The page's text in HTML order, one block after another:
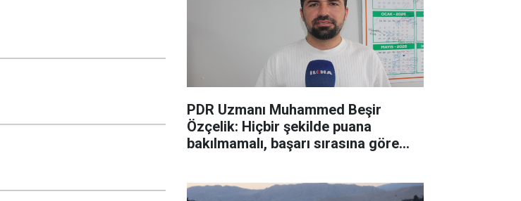
PDR Uzmanı Muhammed Beşir
Özçelik: Hiçbir şekilde puana
bakılmamalı, başarı sırasına göre